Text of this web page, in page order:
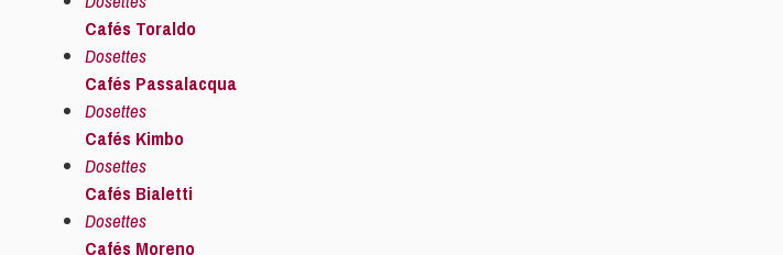
Cafés Toraldo
Dosettes
Cafés Passalacqua
Dosettes
Cafés Kimbo
Dosettes
Cafés Bialetti
Dosettes
Cafés Moreno